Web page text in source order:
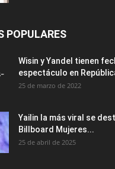
POPULARES
Wisin y Yandel tienen
espectáculo en
25 de marzo de 2022
Yailin la más viral se
Billboard Mujeres...
25 de abril de 2025